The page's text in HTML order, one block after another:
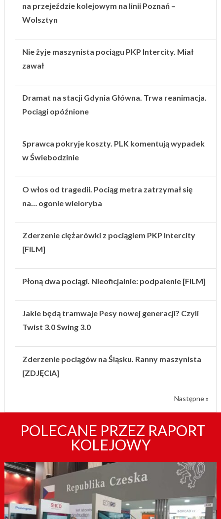
na przejeździe kolejowym na linii Poznań –
Wolsztyn
Nie żyje maszynista pociągu PKP Intercity. Miał
zawał
Dramat na stacji Gdynia Główna. Trwa reanimacja.
Pociągi opóźnione
Sprawca pokryje koszty. PLK komentują wypadek
w Świebodzinie
O włos od tragedii. Pociąg metra zatrzymał się
na… ogonie wieloryba
Zderzenie ciężarówki z pociągiem PKP Intercity
[FILM]
Płoną dwa pociągi. Nieoficjalnie: podpalenie [FILM]
Jakie będą tramwaje Pesy nowej generacji? Czyli
Twist 3.0 Swing 3.0
Zderzenie pociągów na Śląsku. Ranny maszynista
[ZDJĘCIA]
Następne »
POLECANE PRZEZ RAPORT
KOLEJOWY